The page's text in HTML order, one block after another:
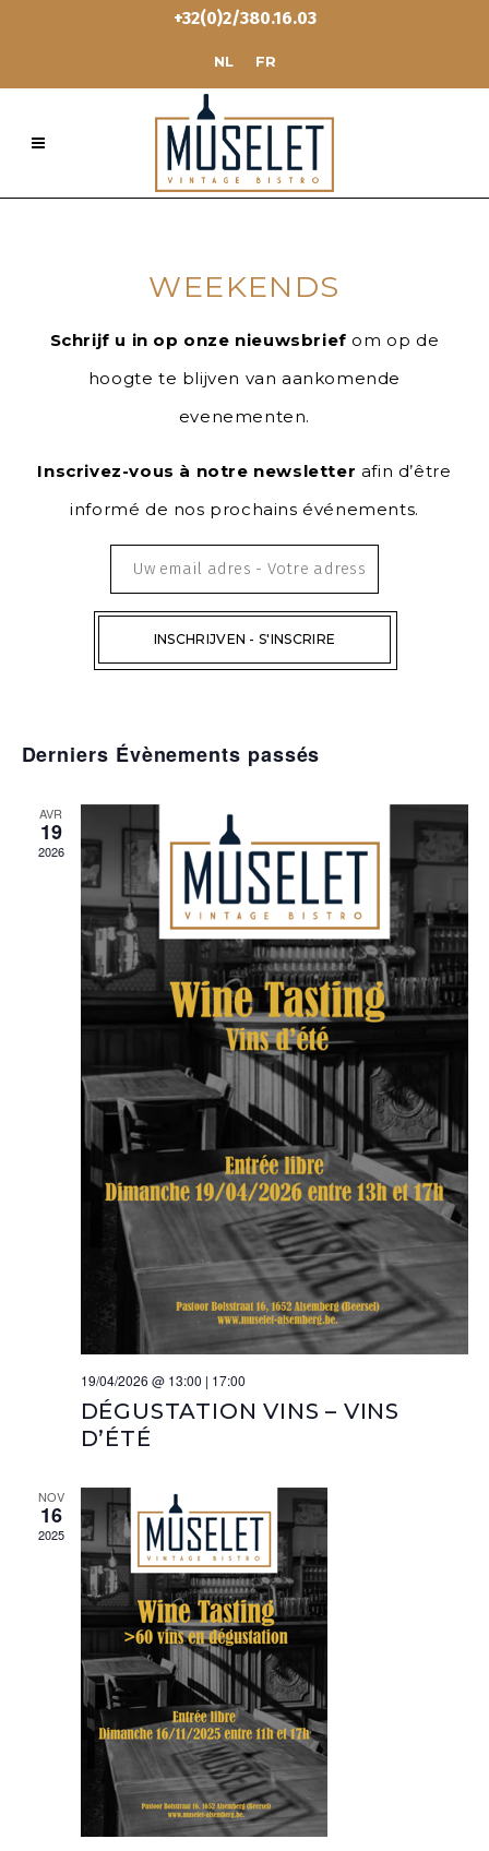
+32(0)2/380.16.03
NL FR
WEEKENDS
Schrijf u in op onze nieuwsbrief om op de
hoogte te blijven van aankomende
evenementen.
Inscrivez-vous à notre newsletter afin d’être
informé de nos prochains événements.
Derniers Évènements passés
AVR
19
2026
19/04/2026 @ 13:00 | 17:00
DÉGUSTATION VINS – VINS
D’ÉTÉ
NOV
16
2025